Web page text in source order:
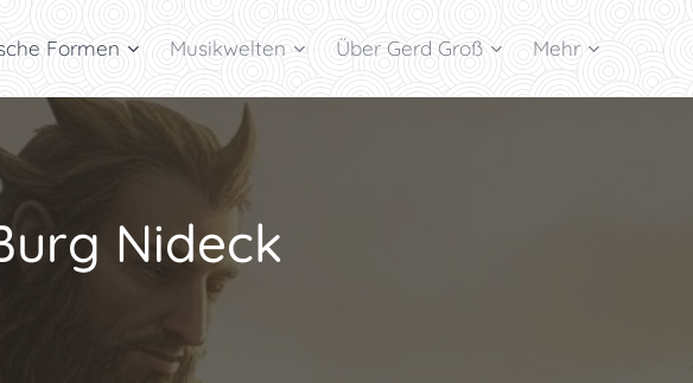
Formen Musikwelten Über Gerd Groß Mehr
Nideck